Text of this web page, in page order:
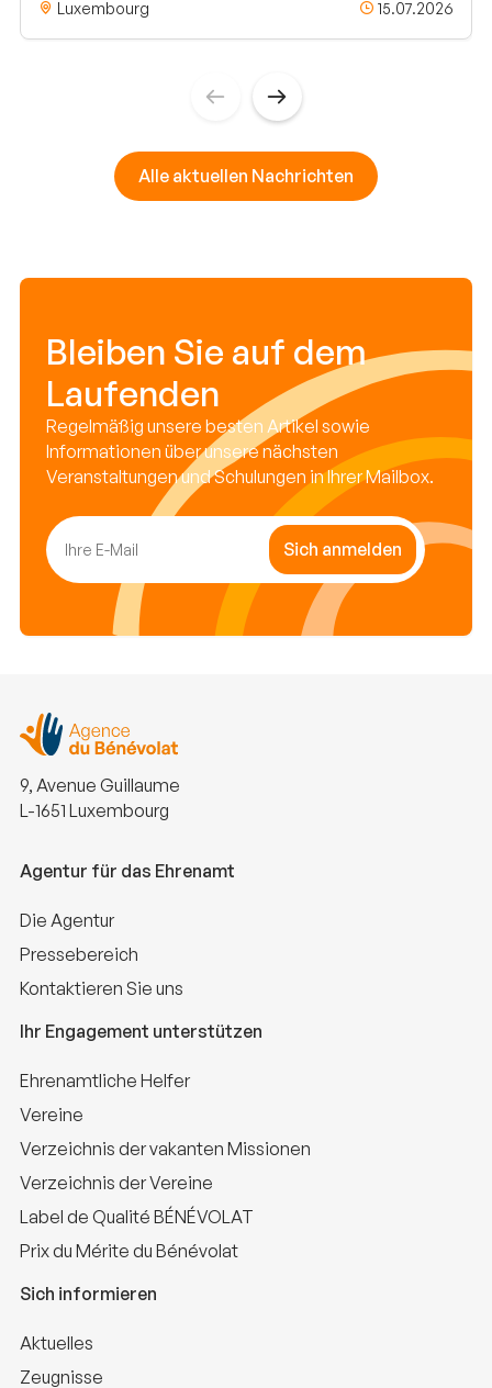
Luxembourg 15.07.2026
Alle aktuellen Nachrichten
Bleiben Sie auf dem
Laufenden
Regelmäßig unsere besten Artikel sowie
Informationen über unsere nächsten
Veranstaltungen und Schulungen in Ihrer Mailbox.
Sich anmelden
9, Avenue Guillaume
L-1651 Luxembourg
Agentur für das Ehrenamt
Die Agentur
Pressebereich
Kontaktieren Sie uns
Ihr Engagement unterstützen
Ehrenamtliche Helfer
Vereine
Verzeichnis der vakanten Missionen
Verzeichnis der Vereine
Label de Qualité BÉNÉVOLAT
Prix du Mérite du Bénévolat
Sich informieren
Aktuelles
Zeugnisse